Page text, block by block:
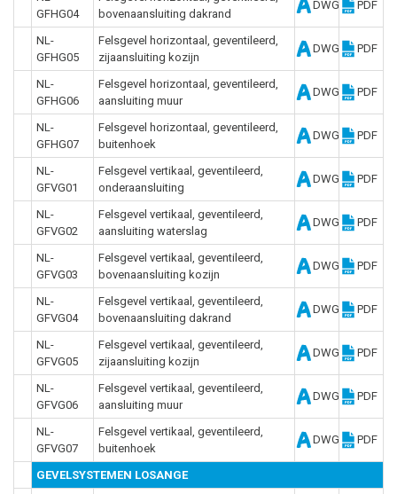
GFHG04
bovenaansluiting dakrand
DWG PDF
NL-
GFHG05
Felsgevel horizontaal, geventileerd,
zijaansluiting kozijn
DWG PDF
NL-
GFHG06
Felsgevel horizontaal, geventileerd,
aansluiting muur
DWG PDF
NL-
GFHG07
Felsgevel horizontaal, geventileerd,
buitenhoek
DWG PDF
NL-
GFVG01
Felsgevel vertikaal, geventileerd,
onderaansluiting
DWG PDF
NL-
GFVG02
Felsgevel vertikaal, geventileerd,
aansluiting waterslag
DWG PDF
NL-
GFVG03
Felsgevel vertikaal, geventileerd,
bovenaansluiting kozijn
DWG PDF
NL-
GFVG04
Felsgevel vertikaal, geventileerd,
bovenaansluiting dakrand
DWG PDF
NL-
GFVG05
Felsgevel vertikaal, geventileerd,
zijaansluiting kozijn
DWG PDF
NL-
GFVG06
Felsgevel vertikaal, geventileerd,
aansluiting muur
DWG PDF
NL-
GFVG07
Felsgevel vertikaal, geventileerd,
buitenhoek
DWG PDF
GEVELSYSTEMEN LOSANGE